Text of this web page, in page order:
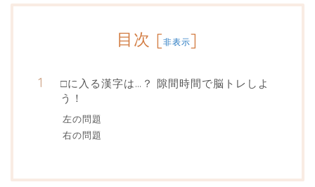
目次 [非表示]
□に入る漢字は…？ 隙間時間で脳トレしよ
う！
左の問題
右の問題